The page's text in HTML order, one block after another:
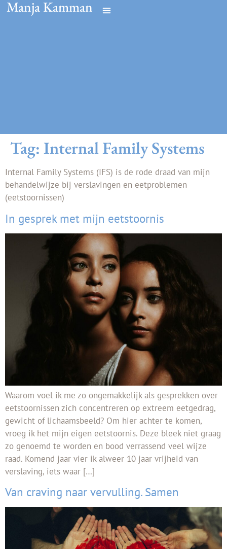
Manja Kamman
Tag: Internal Family Systems
Internal Family Systems (IFS) is de rode draad van mijn
behandelwijze bij verslavingen en eetproblemen
(eetstoornissen)
In gesprek met mijn eetstoornis
Waarom voel ik me zo ongemakkelijk als gesprekken over
eetstoornissen zich concentreren op extreem eetgedrag,
gewicht of lichaamsbeeld? Om hier achter te komen,
vroeg ik het mijn eigen eetstoornis. Deze bleek niet graag
zo genoemd te worden en bood verrassend veel wijze
raad. Komend jaar vier ik alweer 10 jaar vrijheid van
verslaving, iets waar […]
Van craving naar vervulling. Samen